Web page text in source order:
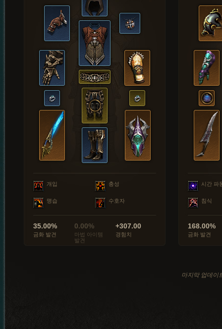
개입 충성
맹습 수호자
35.00%
금화 발견
0.00%
마법 아이템
발견
+307.00
경험치
시간 파
침식
168.00%
금화 발견
마지막 업데이